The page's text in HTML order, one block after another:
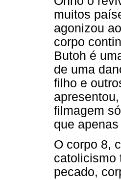
muitos
agonizou
corpo
Butoh é
de uma
filho e
filmagem
que
O corpo 8,
catolicismo
pecado,